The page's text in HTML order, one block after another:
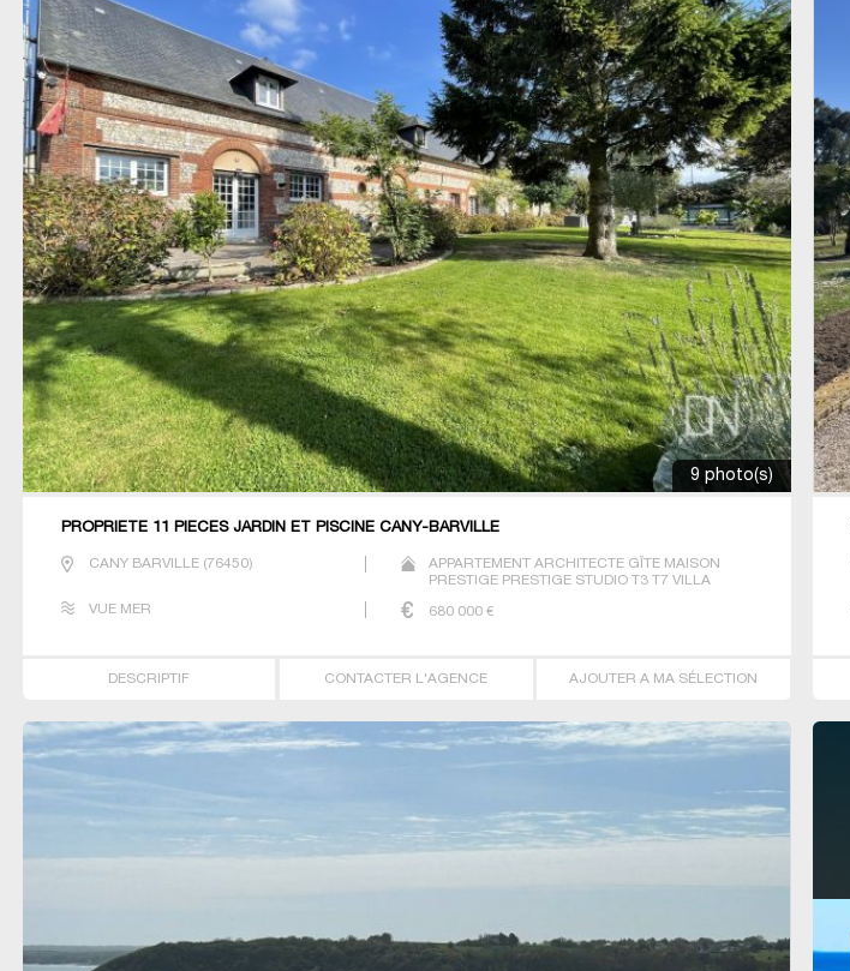
9 photo(s)
PROPRIETE 11 PIECES JARDIN ET PISCINE CANY-BARVILLE
CANY BARVILLE(76450)
APPARTEMENT ARCHITECTE GÎTE MAISON
PRESTIGE PRESTIGE STUDIO T3 T7 VILLA
VUE MER 680 000€
DESCRIPTIF CONTACTER L'AGENCE AJOUTER A MA SÉLECTION